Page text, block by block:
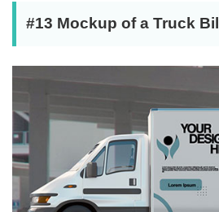
#13 Mockup of a Truck